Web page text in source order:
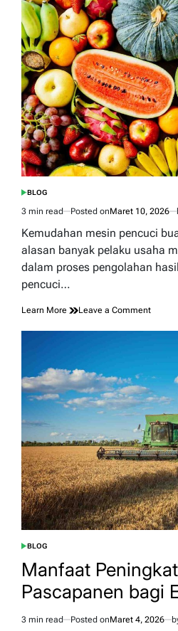
Gabah
yang
Efisien
POSTED
IN
BLOG
Estimated
read
3 min read Posted onMaret 10, 2026
Kemudahan mesin pencuci
alasan banyak pelaku usaha
dalam proses pengolahan
pencuci…
Learn More Leave a Commenton
POSTED
BLOG
Manfaat
Pascapanen bagi
Estimated
3 min read Posted onMaret 4, 2026